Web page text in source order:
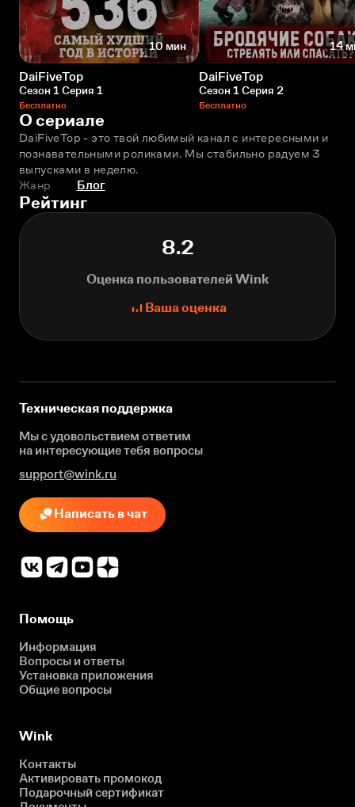
10 мин
DaiFiveTop
Сезон 1 Серия 1
Бесплатно
14
DaiFiveTop
Сезон 1 Серия 2
Бесплатно
О сериале
DaiFiveTop - это твой любимый канал с интересными и
познавательными роликами. Мы стабильно радуем 3
выпусками в неделю.
Жанр
Блог
Рейтинг
8.2
Оценка пользователей Wink
Ваша оценка
Техническая поддержка
Мы с удовольствием ответим
на интересующиетебя вопросы
support@wink.ru
Написать в чат
Помощь
Информация
Вопросы и ответы
Установка приложения
Общие вопросы
Wink
Контакты
Активировать промокод
Подарочный сертификат